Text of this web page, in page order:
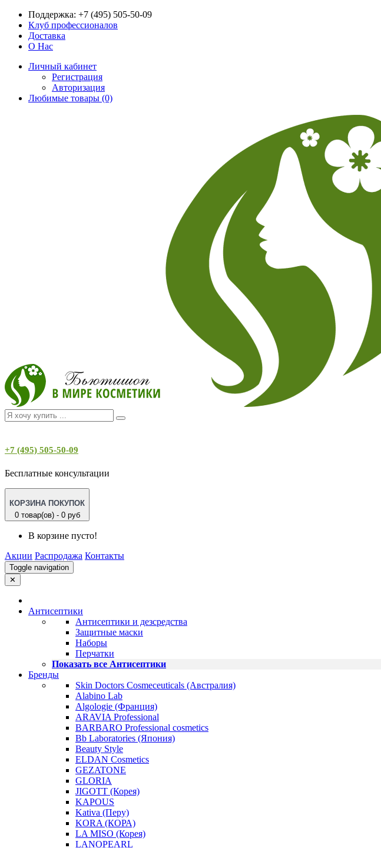
Поддержка: +7 (495) 505-50-09
Клуб профессионалов
Доставка
О Нас
Личный кабинет
Регистрация
Авторизация
Любимые товары (0)
+7 (495) 505-50-09
Бесплатные консультации
КОРЗИНА ПОКУПОК
0 товар(ов) - 0 руб
В корзине пусто!
Акции Распродажа Контакты
Toggle navigation
✕
Антисептики
Антисептики и дезсредства
Защитные маски
Наборы
Перчатки
Показать все Антисептики
Бренды
Skin Doctors Cosmeceuticals (Австралия)
Alabino Lab
Algologie (Франция)
ARAVIA Professional
BARBARO Professional cosmetics
Bb Laboratories (Япония)
Beauty Style
ELDAN Cosmetics
GEZATONE
GLORIA
JIGOTT (Корея)
KAPOUS
Kativa (Перу)
KORA (КОРА)
LA MISO (Корея)
LANOPEARL